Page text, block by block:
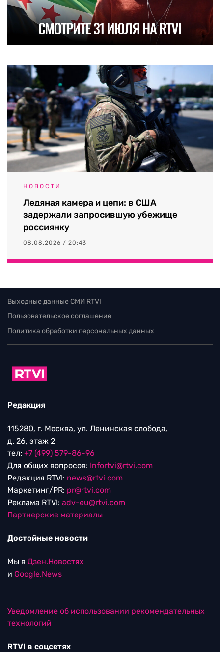
НОВОСТИ
Ледяная камера и цепи: в США
задержали запросившую убежище
россиянку
08.08.2026 / 20:43
Выходные данные СМИ RTVI
Пользовательское соглашение
Политика обработки персональных данных
Редакция
115280, г. Москва, ул. Ленинская слобода,
д. 26, этаж 2
тел: +7 (499) 579-86-96
Для общих вопросов: Infortvi@rtvi.com
Редакция RTVI: news@rtvi.com
Маркетинг/PR: pr@rtvi.com
Реклама RTVI: adv-eu@rtvi.com
Партнерские материалы
Достойные новости
Мы в Дзен.Новостях
и Google.News
Уведомление об использовании рекомендательных
технологий
RTVI в соцсетях